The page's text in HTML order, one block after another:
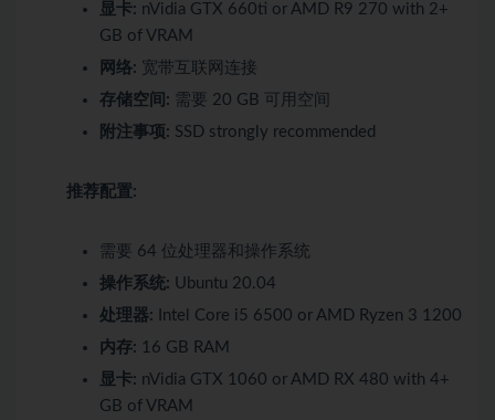
显卡: nVidia GTX 660ti or AMD R9 270 with 2+
GB of VRAM
网络: 宽带互联网连接
存储空间: 需要 20 GB 可用空间
附注事项: SSD strongly recommended
推荐配置:
需要 64 位处理器和操作系统
操作系统: Ubuntu 20.04
处理器: Intel Core i5 6500 or AMD Ryzen 3 1200
内存: 16 GB RAM
显卡: nVidia GTX 1060 or AMD RX 480 with 4+
GB of VRAM